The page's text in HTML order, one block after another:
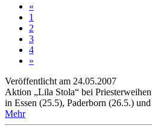
«
1
2
3
4
»
Veröffentlicht am 24­.05.2007
Aktion „Lila Stola“ bei Priesterweihen
in Essen (25.5), Paderborn (26.5.)
Mehr